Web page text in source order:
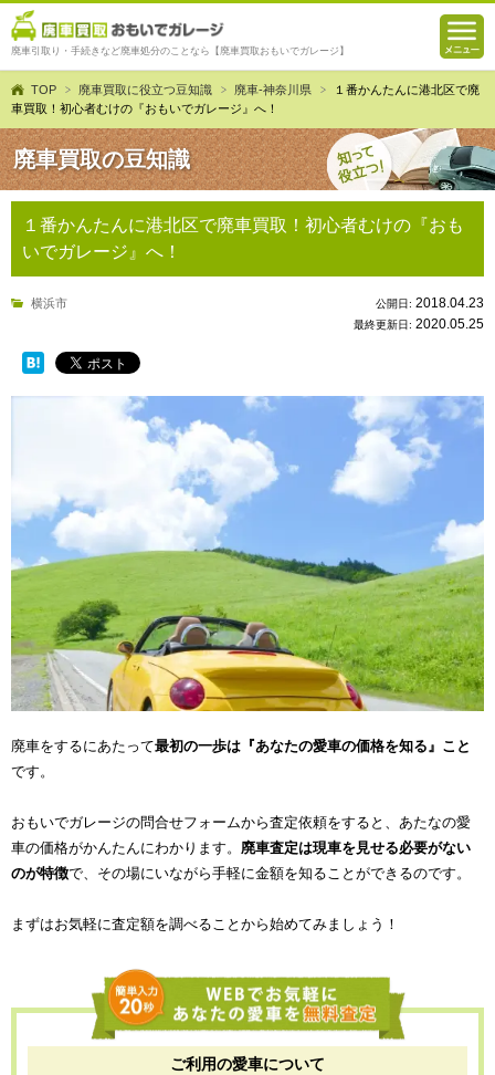
廃車引取り・手続きなど廃車処分のことなら【廃車買取おもいでガレージ】
TOP 廃車買取に役立つ豆知識 廃車-神奈川県
１番かんたんに港北区で廃
車買取！初心者むけの『おもいでガレージ』へ！
廃車買取の豆知識
１番かんたんに港北区で廃車買取！初心者むけの『おも
いでガレージ』へ！
横浜市 公開日: 2018.04.23
最終更新日: 2020.05.25
廃車をするにあたって最初の一歩は『あなたの愛車の価格を知る』こと
です。
おもいでガレージの問合せフォームから査定依頼をすると、あたなの愛
車の価格がかんたんにわかります。 廃車査定は現車を見せる必要がない
のが特徴で、その場にいながら手軽に金額を知ることができるのです。
まずはお気軽に査定額を調べることから始めてみましょう！
ご利用の愛車について